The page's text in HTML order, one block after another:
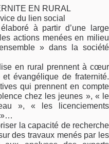
EN RURAL
du lien social
à partir d’une large
actions menées en milieu
» dans la société
en rural prennent à cœur
évangélique de fraternité.
qui prennent en compte
chez les jeunes », « le
», « les licenciements
»…
la capacité de recherche
des travaux menés par les